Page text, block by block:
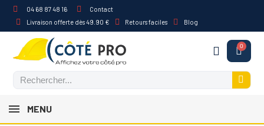
04 68 87 48 16
Contact
Livraison offerte dès 49.90 €
Retours faciles Blog
MENU